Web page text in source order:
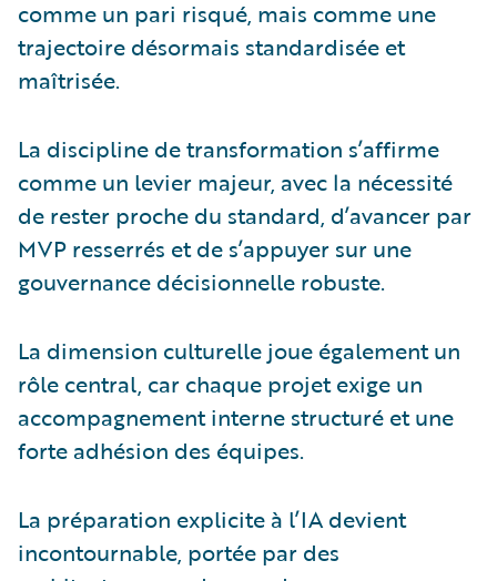
comme un pari risqué, mais comme une
trajectoire désormais standardisée et
maîtrisée.
La discipline de transformation s’affirme
comme un levier majeur, avec la nécessité
de rester proche du standard, d’avancer par
MVP resserrés et de s’appuyer sur une
gouvernance décisionnelle robuste.
La dimension culturelle joue également un
rôle central, car chaque projet exige un
accompagnement interne structuré et une
forte adhésion des équipes.
La préparation explicite à l’IA devient
incontournable, portée par des